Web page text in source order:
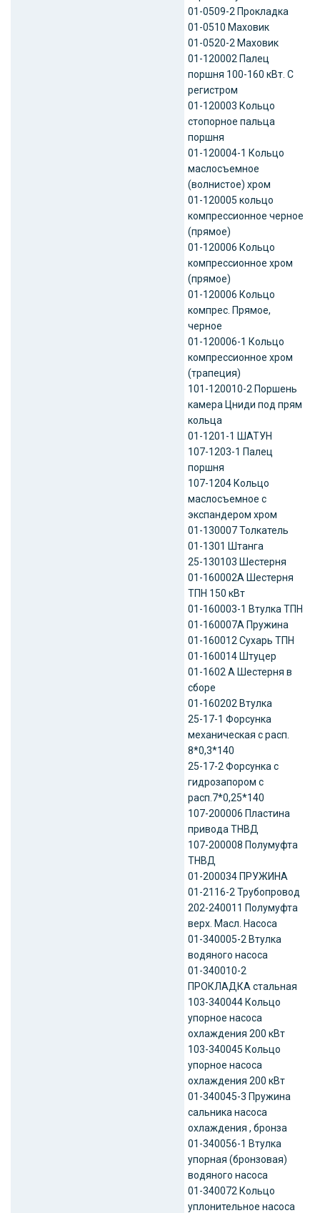
01-0509-2 Прокладка
01-0510 Маховик
01-0520-2 Маховик
01-120002 Палец
поршня 100-160 кВт. С
регистром
01-120003 Кольцо
стопорное пальца
поршня
01-120004-1 Кольцо
маслосъемное
(волнистое) хром
01-120005 кольцо
компрессионное черное
(прямое)
01-120006 Кольцо
компрессионное хром
(прямое)
01-120006 Кольцо
компрес. Прямое,
черное
01-120006-1 Кольцо
компрессионное хром
(трапеция)
101-120010-2 Поршень
камера Цниди под прям
кольца
01-1201-1 ШАТУН
107-1203-1 Палец
поршня
107-1204 Кольцо
маслосъемное с
экспандером хром
01-130007 Толкатель
01-1301 Штанга
25-130103 Шестерня
01-160002А Шестерня
ТПН 150 кВт
01-160003-1 Втулка ТПН
01-160007А Пружина
01-160012 Сухарь ТПН
01-160014 Штуцер
01-1602 А Шестерня в
сборе
01-160202 Втулка
25-17-1 Форсунка
механическая с расп.
8*0,3*140
25-17-2 Форсунка с
гидрозапором с
расп.7*0,25*140
107-200006 Пластина
привода ТНВД
107-200008 Полумуфта
ТНВД
01-200034 ПРУЖИНА
01-2116-2 Трубопровод
202-240011 Полумуфта
верх. Масл. Насоса
01-340005-2 Втулка
водяного насоса
01-340010-2
ПРОКЛАДКА стальная
103-340044 Кольцо
упорное насоса
охлаждения 200 кВт
103-340045 Кольцо
упорное насоса
охлаждения 200 кВт
01-340045-3 Пружина
сальника насоса
охлаждения , бронза
01-340056-1 Втулка
упорная (бронзовая)
водяного насоса
01-340072 Кольцо
уплонительное насоса